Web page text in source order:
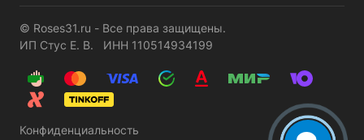
© Roses31.ru - Все права защищены.
ИП Стус Е. В. ИНН 110514934199
Конфиденциальность